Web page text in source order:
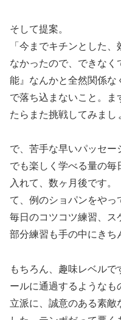
そして提案。
「今までキチンとした
なかったので、できな
能』なんかと全然関係な
で落ち込まないこと。ま
たらまた挑戦してみまし
で、苦手な早いパッセー
でも楽しく学べる量の毎
入れて、数ヶ月後です
て、例のショパンをやっ
毎日のコツコツ練習、ス
部分練習も手の中にきち
もちろん、趣味レベル
ールに通過するようなも
立派に、誠意のある素敵